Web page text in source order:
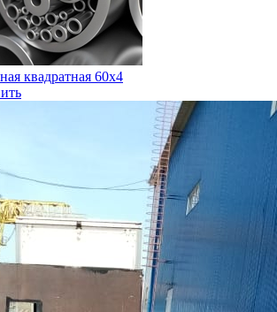
квадратная 60x4